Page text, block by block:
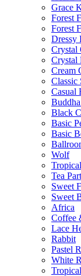
Grace
Forest
Forest
Dressy
Crystal
Crystal
Cream
Classic
Casual
Black
Basic
Basic
Wolf
Tea
Sweet
Sweet
Africa
Coffee
Lace
Rabbit
Pastel
White